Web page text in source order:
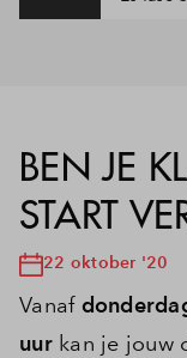
BEN JE
START
22 oktober '20
Vanaf
uurkan je jouw